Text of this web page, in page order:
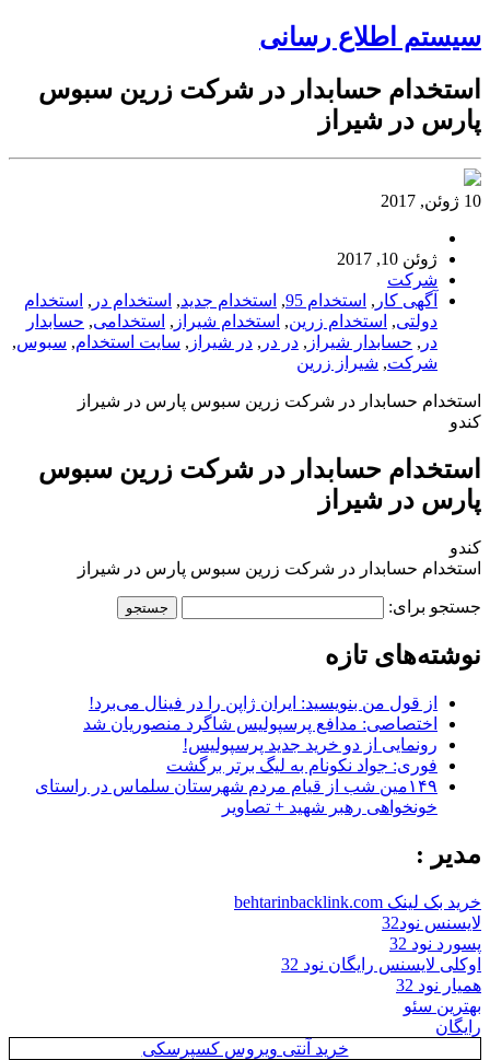
سیستم اطلاع رسانی
استخدام حسابدار در شرکت زرین سبوس
پارس در شیراز
10 ژوئن, 2017
ژوئن 10, 2017
شرکت
آگهی کار , استخدام 95 , استخدام جدید, استخدام در , استخدام
دولتی, استخدام زرین, استخدام شیراز , استخدامی, حسابدار
در , حسابدار شیراز , در در , در شیراز , سایت استخدام, سبوس,
شرکت, شیراز زرین
استخدام حسابدار در شرکت زرین سبوس پارس در شیراز
کندو
استخدام حسابدار در شرکت زرین سبوس
پارس در شیراز
کندو
استخدام حسابدار در شرکت زرین سبوس پارس در شیراز
جستجو برای:
نوشته‌های تازه
از قول من بنویسید: ایران ژاپن را در فینال می‌برد!
اختصاصی: مدافع پرسپولیس شاگرد منصوریان شد
رونمایی از دو خرید جدید پرسپولیس!
فوری: جواد نکونام به لیگ برتر برگشت
۱۴۹مین شب از قیام مردم شهرستان سلماس در راستای
خونخواهی رهبر شهید + تصاویر
مدیر :
خرید بک لینک behtarinbacklink.com
لایسنس نود32
پسورد نود 32
اوکلی لایسنس رایگان نود 32
همیار نود 32
بهترین سئو
رایگان
خرید آنتی ویروس کسپرسکی